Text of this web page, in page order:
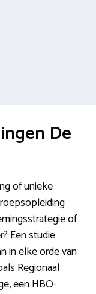
De
of unieke
of
Een studie
in elke orde van
Regionaal
een HBO-